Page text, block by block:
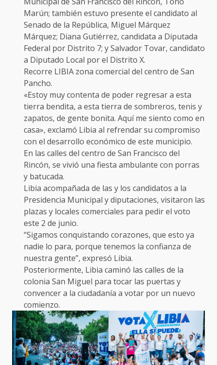
Marún; también estuvo presente el candidato al
Senado de la República, Miguel Márquez
Márquez; Diana Gutiérrez, candidata a Diputada
Federal por Distrito 7; y Salvador Tovar, candidato
a Diputado Local por el Distrito X.
Recorre LIBIA zona comercial del centro de San
Pancho.
«Estoy muy contenta de poder regresar a esta
tierra bendita, a esta tierra de sombreros, tenis y
zapatos, de gente bonita. Aquí me siento como en
casa», exclamó Libia al refrendar su compromiso
con el desarrollo económico de este municipio.
En las calles del centro de San Francisco del
Rincón, se vivió una fiesta ambulante con porras
y batucada.
Libia acompañada de las y los candidatos a la
Presidencia Municipal y diputaciones, visitaron las
plazas y locales comerciales para pedir el voto
este 2 de junio.
“Sigamos conquistando corazones, que esto ya
nadie lo para, porque tenemos la confianza de
nuestra gente”, expresó Libia.
Posteriormente, Libia caminó las calles de la
colonia San Miguel para tocar las puertas y
convencer a la ciudadanía a votar por un nuevo
comienzo.